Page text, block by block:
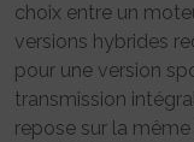
choix entre un
versions hybrides
pour une version
transmission
repose sur la